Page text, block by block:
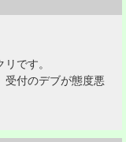
です。
受付のデブが態度悪